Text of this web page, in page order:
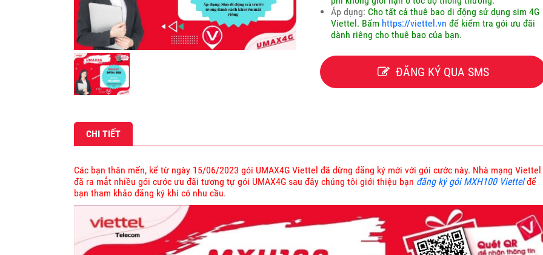
Áp dụng: Cho tất cả thuê bao di động sử dụng sim 4G
Viettel. Bấm https://viettel.vn để kiểm tra gói ưu đãi
dành riêng cho thuê bao của bạn.
ĐĂNG KÝ QUA SMS
CHI TIẾT
Các bạn thân mến, kể từ ngày 15/06/2023 gói UMAX4G Viettel đã dừng đăng ký mới với gói cước này. Nhà mạng Viettel
đã ra mắt nhiều gói cước ưu đãi tương tự gói UMAX4G sau đây chúng tôi giới thiệu bạn đăng ký gói MXH100 Viettelđể
bạn tham khảo đăng ký khi có nhu cầu.